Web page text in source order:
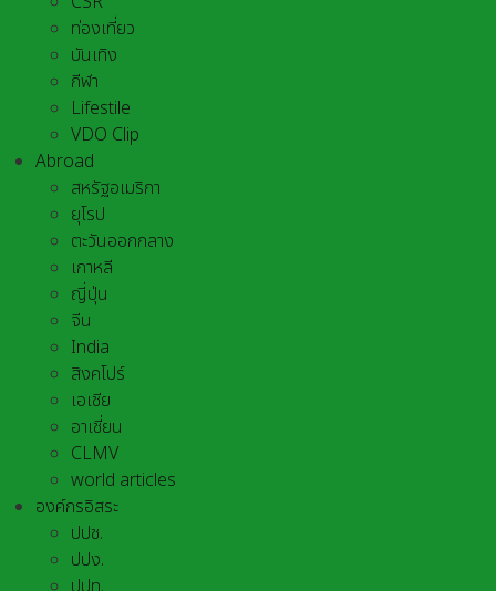
ท่องเที่ยว
บันเทิง
กีฬา
Lifestile
VDO Clip
Abroad
สหรัฐอเมริกา
ยุโรป
ตะวันออกกลาง
เกาหลี
ญี่ปุ่น
จีน
India
สิงคโปร์
เอเชีย
อาเชี่ยน
CLMV
world articles
องค์กรอิสระ
ปปช.
ปปง.